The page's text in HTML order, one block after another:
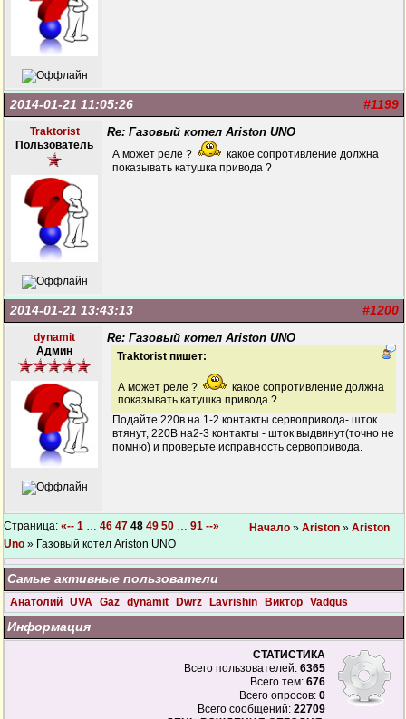
#1199
2014-01-21 11:05:26
Traktorist
Пользователь
Re: Газовый котел Ariston UNO
А может реле ?
какое сопротивление должна
показывать катушка привода ?
#1200
2014-01-21 13:43:13
dynamit
Админ
Re: Газовый котел Ariston UNO
Traktorist пишет:
А может реле ?
какое сопротивление должна
показывать катушка привода ?
Подайте 220в на 1-2 контакты сервопривода- шток
втянут, 220В на2-3 контакты - шток выдвинут(точно не
помню) и проверьте исправность сервопривода.
Страница: «-- 1 … 46 47 48 49 50 … 91 --» Начало » Ariston » Ariston
Uno » Газовый котел Ariston UNO
Самые активные пользователи
Анатолий UVA Gaz dynamit Dwrz Lavrishin Виктор Vadgus
Информация
СТАТИСТИКА
Всего пользователей: 6365
Всего тем: 676
Всего опросов: 0
Всего сообщений: 22709